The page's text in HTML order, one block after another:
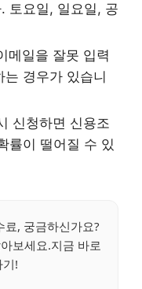
토요일, 일요일, 공
메일을 잘못 입력
경우가 있습니
신청하면 신용조
률이 떨어질 수 있
료, 궁금하신가요?
보세요.지금 바로
!